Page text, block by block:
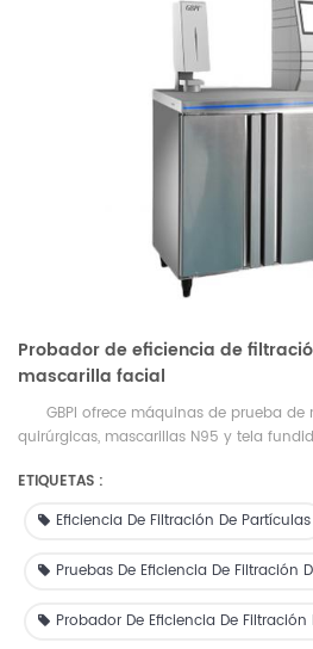
Probador de eficiencia de
mascarilla facial
GBPI ofrece máquinas de prueba
quirúrgicas, mascarillas N95 y tela
ETIQUETAS :
Eficiencia De Filtración De Partículas
Pruebas De Eficiencia De Filtración
Probador De Eficiencia De Filtración